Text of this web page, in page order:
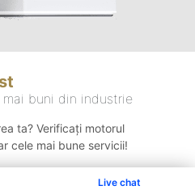
Live chat
buni din industrie
ta? Verificați motorul
cele mai bune servicii!